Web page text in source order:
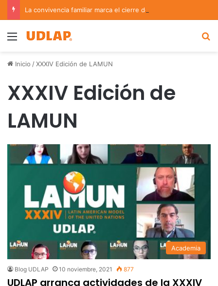
Menu
Inicio /XXXIV Edición de LAMUN
XXXIV Edición de
LAMUN
Academia
Blog UDLAP 10 noviembre, 2021 877
UDLAP arranca actividades de la XXXIV